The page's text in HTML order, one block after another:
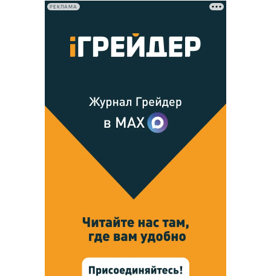
РЕКЛАМА